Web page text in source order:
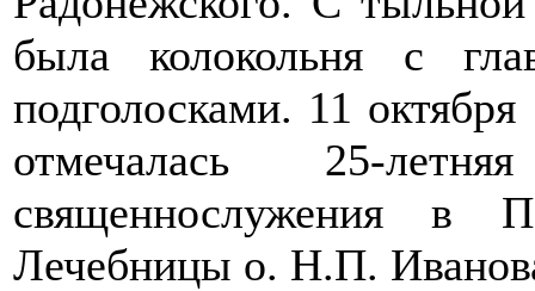
была колокольня с
подголосками. 11
отмечалась 25-
священнослужения в
Лечебницы о. Н.П.